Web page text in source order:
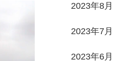
2023年8月
2023年7月
2023年6月